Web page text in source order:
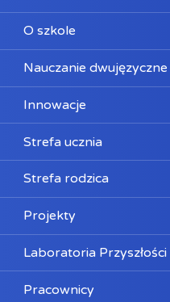
O szkole
Nauczanie dwujęzyczne
Innowacje
Strefa ucznia
Strefa rodzica
Projekty
Laboratoria Przyszłości
Pracownicy